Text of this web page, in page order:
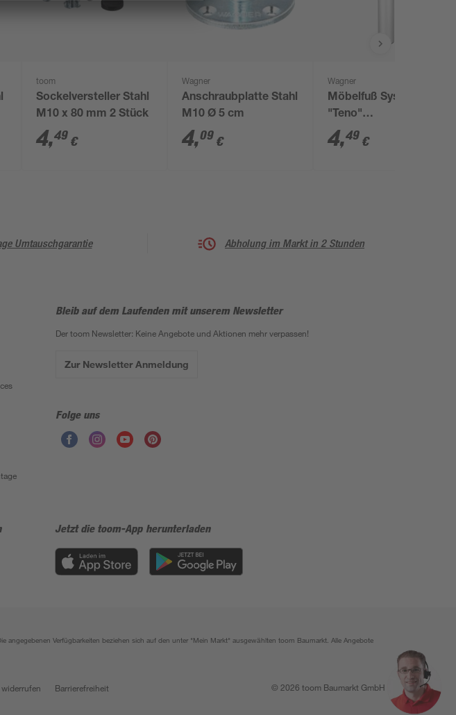
toom
Sockelversteller Stahl
M10 x 80 mm 2 Stück
4,49 €
Wagner
Anschraubplatte Stahl
M10 Ø 5 cm
4,09 €
Wagner
Möbelfuß Systemrohr
"Teno"
aluminiumfarben Ø 30
x 297 mm
4,49 €
Umtauschgarantie Abholung im Markt in 2 Stunden
Bleib auf dem Laufenden mit unserem Newsletter
Der toom Newsletter: Keine Angebote und Aktionen mehr verpassen!
Zur Newsletter Anmeldung
Folge uns
Jetzt die toom-App herunterladen
Verfügbarkeiten beziehen sich auf den unter "Mein Markt" ausgewählten toom Baumarkt. Alle Angebote
widerrufen Barrierefreiheit © 2026 toom Baumarkt GmbH